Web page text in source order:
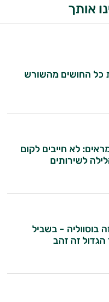
אותך
כל החושים מהשורש
לא חייבים לקום
לשירותים
בוסווליה - בשביל
זה זהב